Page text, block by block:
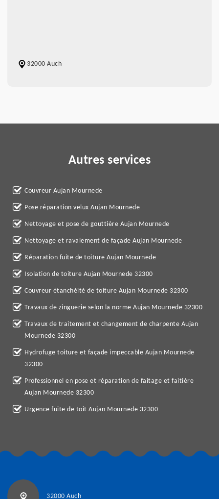
32000 Auch
Autres services
Couvreur Aujan Mournede
Pose réparation velux Aujan Mournede
Nettoyage et pose de gouttière Aujan Mournede
Nettoyage et ravalement de façade Aujan Mournede
Réparation fuite de toiture Aujan Mournede
Isolation de toiture Aujan Mournede 32300
Couvreur étanchéité de toiture Aujan Mournede 32300
Travaux de zinguerie selon la norme Aujan Mournede 32300
Travaux de traitement et changement de charpente Aujan
Mournede 32300
Hydrofuge toiture et façade impeccable Aujan Mournede
32300
Professionnel en pose et réparation de faitage et faitière
Aujan Mournede 32300
Urgence fuite de toit Aujan Mournede 32300
32000 Auch